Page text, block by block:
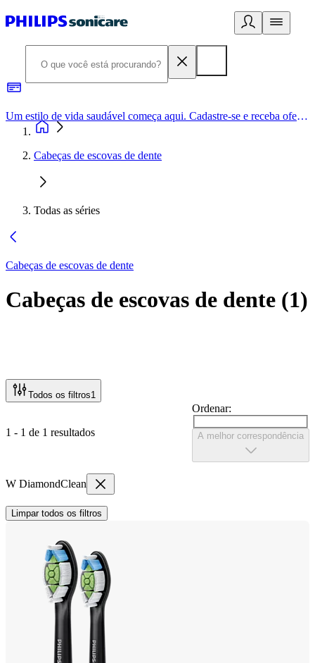
Um estilo de vida saudável começa aqui. Cadastre-se e receba ofertas exclusivas.
Cabeças de escovas de dente
Todas as séries
Cabeças de escovas de dente
Cabeças de escovas de dente (1)
Todos os filtros1
1 - 1 de 1 resultados
Ordenar:
A melhor correspondência
W DiamondClean
Limpar todos os filtros